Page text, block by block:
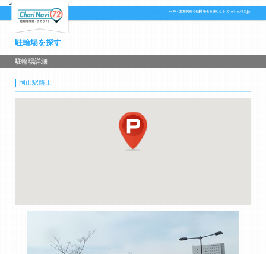
駐輪場を探す
駐輪場詳細
岡山駅路上